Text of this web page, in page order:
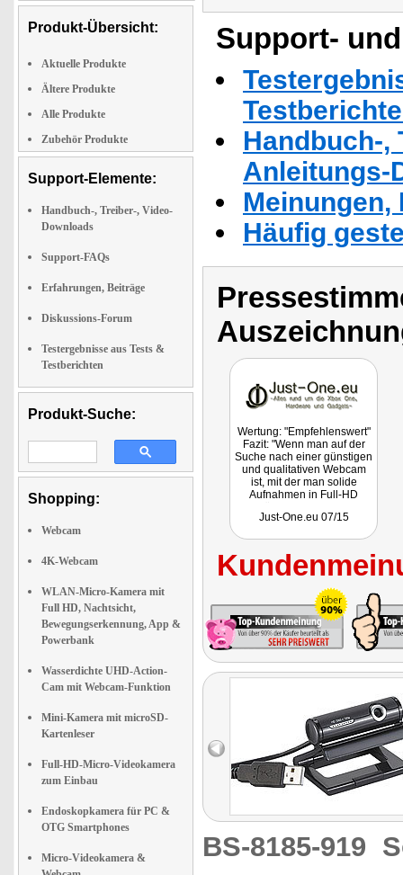
Produkt-Übersicht:
Aktuelle Produkte
Ältere Produkte
Alle Produkte
Zubehör Produkte
Support-Elemente:
Handbuch-, Treiber-, Video-
Downloads
Support-FAQs
Erfahrungen, Beiträge
Diskussions-Forum
Testergebnisse aus Tests &
Testberichten
Produkt-Suche:
Shopping:
Webcam
4K-Webcam
WLAN-Micro-Kamera mit
Full HD, Nachtsicht,
Bewegungserkennung, App &
Powerbank
Wasserdichte UHD-Action-
Cam mit Webcam-Funktion
Mini-Kamera mit microSD-
Kartenleser
Full-HD-Micro-Videokamera
zum Einbau
Endoskopkamera für PC &
OTG Smartphones
Micro-Videokamera &
Support-
Handbuch-,
Anleitungs-
Häufig
Wertung: "Empfehlenswert"
Fazit: "Wenn man auf der
Suche nach einer günstigen
und qualitativen Webcam
ist, mit der man solide
Aufnahmen in Full-HD
man hier bedenkenlos
Just-One.eu 07/15
BS-8185-919